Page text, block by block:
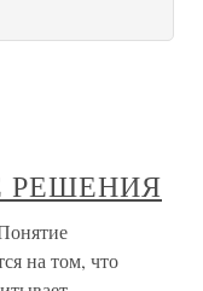
РЕШЕНИЯ
на том, что